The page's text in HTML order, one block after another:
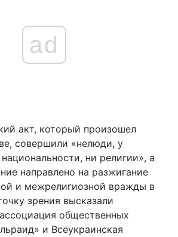
ad
акт, который произошел
совершили «нелюди, у
ни религии», а
направлено на разжигание
и межрелигиозной вражды в
зрения высказали
общественных
и Всеукраинская